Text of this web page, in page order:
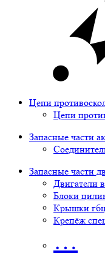
Цепи
Цепи
Запасные части
Запасные части
Двигатели
Блоки
Крышки
Крепёж
…